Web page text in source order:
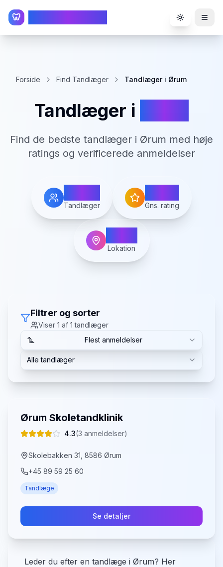
🦷 Toggle
Forside Find Tandlæger Tandlæger i Ørum
Tandlæger i
Find de bedste tandlæger i Ørum med høje
ratings og verificerede anmeldelser
Tandlæger Gns. rating
Ørum
Lokation
Filtrer og sorter
Viser 1 af 1 tandlæger
Flest anmeldelser
Alle tandlæger
Ørum Skoletandklinik
4.3(3 anmeldelser)
Skolebakken 31, 8586 Ørum
+45 89 59 25 60
Tandlæge
Se detaljer
Leder du efter en tandlæge i Ørum? Her